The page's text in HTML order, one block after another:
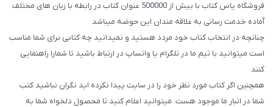
فروشگاه یاس کتاب با بیش از 500000 عنوان کتاب در رابطه با زبان های مختلف
آماده خدمت رسانی به علاقه مندان این حوضه میباشد
چنانچه در انتخاب کتاب خود مردد هستید و نمیدانید چه کتابی برای شما مناسب
است میتوانید با تیم ما در تلگرام یا واتساپ در ارتباط باشید تا شما‌را راهنمایی
کنند
همچنین اگر کتاب مورد نظر خود را در سایت پیدا نکرده اید نگران نباشید کتب
شما در انبار ما موجود هست. میتوانید اعلام کنید تا محصول دلخواه شما به